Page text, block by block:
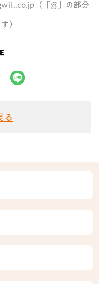
（「@」の部分
）
る